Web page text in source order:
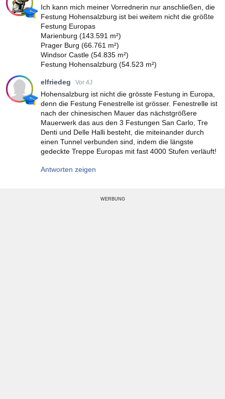
Ich kann mich meiner Vorrednerin nur anschließen, die
Festung Hohensalzburg ist bei weitem nicht die größte
Festung Europas
Marienburg (143.591 m²)
Prager Burg (66.761 m²)
Windsor Castle (54.835 m²)
Festung Hohensalzburg (54.523 m²)
elfriedeg Vor 4J
Hohensalzburg ist nicht die grösste Festung in Europa,
denn die Festung Fenestrelle ist grösser. Fenestrelle ist
nach der chinesischen Mauer das nächstgrößere
Mauerwerk das aus den 3 Festungen San Carlo, Tre
Denti und Delle Halli besteht, die miteinander durch
einen Tunnel verbunden sind, indem die längste
gedeckte Treppe Europas mit fast 4000 Stufen verläuft!
Antworten zeigen
WERBUNG